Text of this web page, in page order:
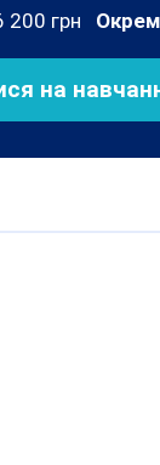
200 грн
на